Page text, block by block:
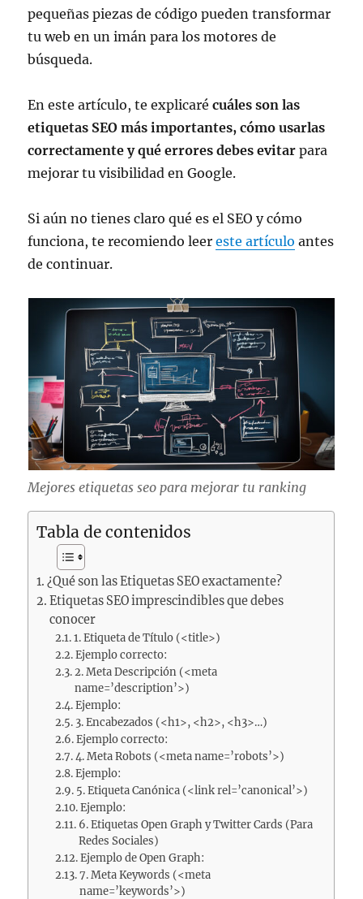
pequeñas piezas de código pueden transformar
tu web en un imán para los motores de
búsqueda.
En este artículo, te explicarécuáles son las
etiquetas SEO más importantes, cómo usarlas
correctamente y qué errores debes evitar para
mejorar tu visibilidad en Google.
Si aún no tienes claro qué es el SEO y cómo
funciona, te recomiendo leereste artículo antes
de continuar.
Mejores etiquetas seo para mejorar tu ranking
Tabla de contenidos
¿Qué son las Etiquetas SEO exactamente?
Etiquetas SEO imprescindibles que debes
conocer
1. Etiqueta de Título (<title>)
Ejemplo correcto:
2. Meta Descripción (<meta
name=’description’>)
Ejemplo:
3. Encabezados (<h1>, <h2>, <h3>…)
Ejemplo correcto:
4. Meta Robots (<meta name=’robots’>)
Ejemplo:
5. Etiqueta Canónica (<link rel=’canonical’>)
Ejemplo:
6. Etiquetas Open Graph y Twitter Cards (Para
Redes Sociales)
Ejemplo de Open Graph:
7. Meta Keywords (<meta
name=’keywords’>)